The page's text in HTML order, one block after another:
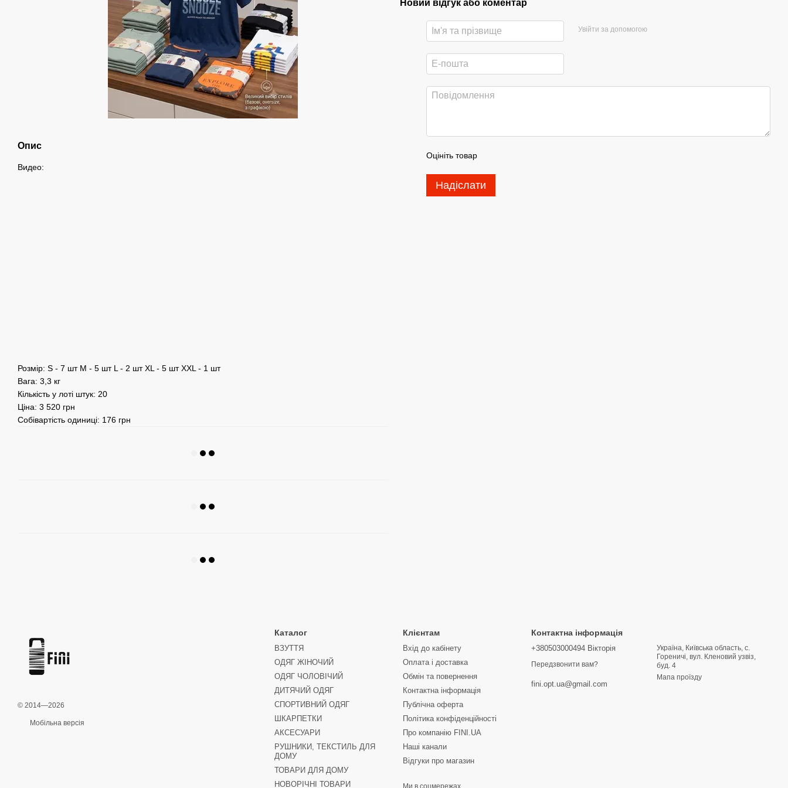
Опис
Видео:
Розмір: S - 7 шт M - 5 шт L - 2 шт XL - 5 шт XXL - 1 шт
Вага: 3,3 кг
Кількість у лоті штук: 20
Ціна: 3 520 грн
Собівартість одиниці: 176 грн
Новий відгук або коментар
Увійти за допомогою
Оцініть товар
Надіслати
© 2014—2026
Мобільна версія
Каталог
ВЗУТТЯ
ОДЯГ ЖІНОЧИЙ
ОДЯГ ЧОЛОВІЧИЙ
ДИТЯЧИЙ ОДЯГ
СПОРТИВНИЙ ОДЯГ
ШКАРПЕТКИ
АКСЕСУАРИ
РУШНИКИ, ТЕКСТИЛЬ ДЛЯ
ДОМУ
ТОВАРИ ДЛЯ ДОМУ
НОВОРІЧНІ ТОВАРИ
Клієнтам
Вхід до кабінету
Оплата і доставка
Обмін та повернення
Контактна інформація
Публічна оферта
Політика конфіденційності
Про компанію FINI.UA
Наші канали
Відгуки про магазин
Контактна інформація
+380503000494 Вікторія
Передзвонити вам?
fini.opt.ua@gmail.com
Україна, Київська область, с.
Гореничі, вул. Кленовий узвіз,
буд. 4
Мапа проїзду